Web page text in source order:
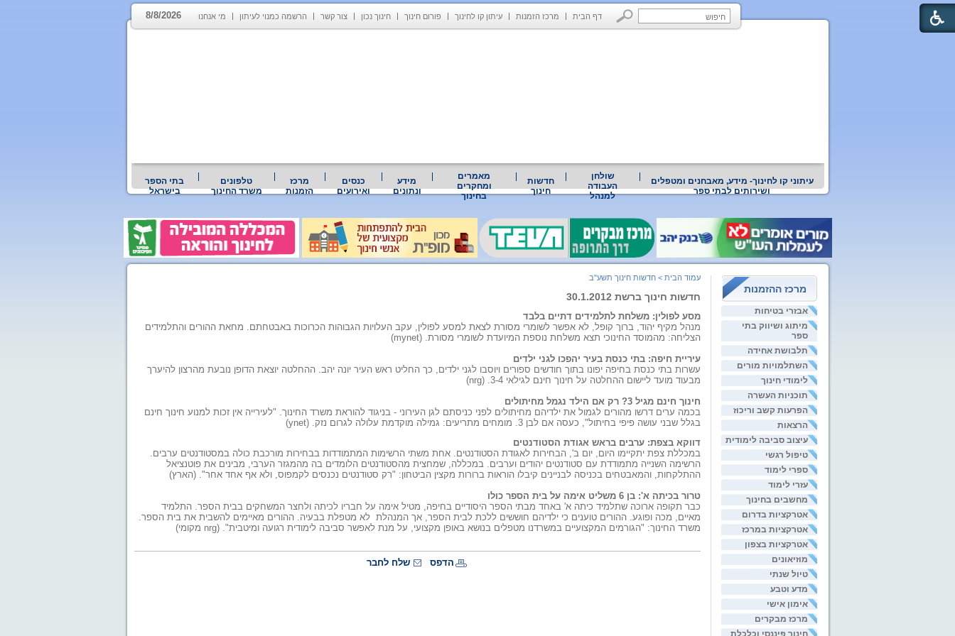
דף הבית מרכז הזמנות עיתון קו לחינוך פורום חינוך חינוך נכון צור קשר הרשמה כמנוי לעיתון מי אנחנו 8/8/2026
עיתוני קו לחינוך- מידע, מאבחנים ומטפלים
ושירותים לבתי ספר
שולחן
העבודה
למנהל
חדשות
חינוך
מאמרים
ומחקרים
בחינוך
מידע
ונתונים
כנסים
ואירועים
מרכז
הזמנות
טלפונים
משרד החינוך
בתי הספר
בישראל
מרכז ההזמנות
אבזרי בטיחות
מיתוג ושיווק בתי
ספר
תלבושת אחידה
השתלמויות מורים
לימודי חינוך
תוכניות העשרה
הפרעות קשב וריכוז
הרצאות
עיצוב סביבה לימודית
טיפול רגשי
ספרי לימוד
עזרי לימוד
מחשבים בחינוך
אטרקציות בדרום
אטרקציות במרכז
אטרקציות בצפון
מוזיאונים
טיול שנתי
מדע וטבע
אימון אישי
מרכז מבקרים
חינוך פיננסי וכלכלת
עמוד הבית > חדשות חינוך תשע"ב
חדשות חינוך ברשת 30.1.2012
מסע לפולין: משלחת לתלמידים דתיים בלבד
מנהל מקיף יהוד, ברוך קופל, לא אפשר לשומרי מסורת לצאת למסע לפולין, עקב העלויות הגבוהות הכרוכות באבטחתם. מחאת ההורים והתלמידים
הצליחה: מהמוסד החינוכי תצא משלחת נוספת המיועדת לשומרי מסורת. (mynet)
עיריית חיפה: בתי כנסת בעיר יהפכו לגני ילדים
עשרות בתי כנסת בחיפה יפונו בתוך חודשים ספורים ויוסבו לגני ילדים, כך החליט ראש העיר יונה יהב. ההחלטה יוצאת הדופן נובעת מהרצון להיערך
מבעוד מועד ליישום ההחלטה על חינוך חינם לגילאי 3-4. (nrg)
חינוך חינם מגיל 3? רק אם הילד נגמל מחיתולים
בכמה ערים דרשו מהורים לגמול את ילדיהם מחיתולים לפני כניסתם לגן העירוני - בניגוד להוראת משרד החינוך. "לעירייה אין זכות למנוע חינוך חינם
בגלל שבני עושה פיפי בחיתול", כעסה אם לבן 3. מומחים מתריעים: גמילה מוקדמת עלולה לגרום נזק. (ynet)
דווקא בצפת: ערבים בראש אגודת הסטודנטים
במכללת צפת יתקיימו היום, יום ב', הבחירות לאגודת הסטודנטים. אחת משתי הרשימות המתמודדות בבחירות מורכבת כולה במסטודנטים ערבים.
הרשימה השנייה מתמודדת עם סטודנטים יהודים וערבים. במכללה, שמחצית מהסטודנטים הלומדים בה מהמגזר הערבי, מבינים את פוטנציאל
ההתלקחות, והמאבטחים בכניסה לבניינים קיבלו הוראות ברורות מקצין הביטחון: "רק סטודנטים נכנסים לקמפוס, ולא אף אחד אחר". (הארץ)
טרור בכיתה א': בן 6 משליט אימה על בית הספר כולו
כבר תקופה ארוכה שתלמיד כיתה א' באחד מבתי הספר היסודיים בחיפה, מטיל אימה על חבריו לכיתה ולחצר המשחקים בבית הספר. התלמיד
מאיים, מכה ופוגע. ההורים טוענים כי ילדיהם חוששים ללכת לבית הספר, אך המנהלת לא מטפלת בבעיה. ההורים מאיימים להשבית את בית הספר.
משרד החינוך: "הגורמים המקצועיים במשרדנו מטפלים בנושא באופן מקצועי, על מנת לאפשר סביבה לימודית רגועה ומיטבית". (nrg מקומי)
הדפס שלח לחבר